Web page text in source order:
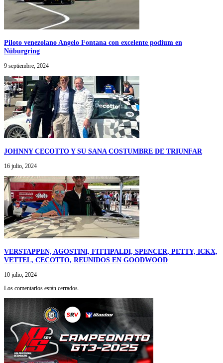
Piloto venezolano Angelo Fontana con excelente podium en
Nüburgring
9 septiembre, 2024
JOHNNY CECOTTO Y SU SANA COSTUMBRE DE TRIUNFAR
16 julio, 2024
VERSTAPPEN, AGOSTINI, FITTIPALDI, SPENCER, PETTY, ICKX,
VETTEL, CECOTTO, REUNIDOS EN GOODWOOD
10 julio, 2024
Los comentarios están cerrados.